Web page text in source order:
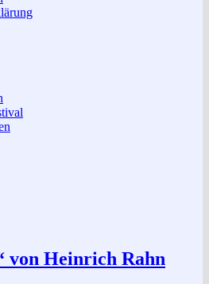
von Heinrich Rahn